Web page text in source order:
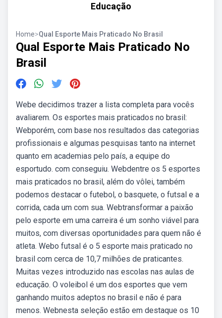
Educação
Home>Qual Esporte Mais Praticado No Brasil
Qual Esporte Mais Praticado No
Brasil
Webe decidimos trazer a lista completa para vocês
avaliarem. Os esportes mais praticados no brasil:
Webporém, com base nos resultados das categorias
profissionais e algumas pesquisas tanto na internet
quanto em academias pelo país, a equipe do
esportudo. com conseguiu. Webdentre os 5 esportes
⁢mais praticados no brasil, ‍além‍ do vôlei, também
podemos destacar o ⁣futebol,⁣ o basquete, ⁢o futsal ⁣e a
corrida, cada ‍um com sua. Webtransformar a paixão
pelo esporte em uma carreira é um sonho viável para
muitos, com diversas oportunidades para quem não é
atleta. Webo futsal é o 5 esporte mais praticado no
brasil com cerca de 10,7 milhões de praticantes.
Muitas vezes introduzido nas escolas nas aulas de
educação. O voleibol é um dos esportes que vem
ganhando muitos adeptos no brasil e não é para
menos. Webnesta seleção estão em destaque os 10